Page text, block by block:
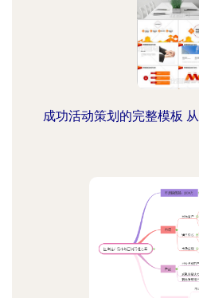
成功活动策划的完整模板